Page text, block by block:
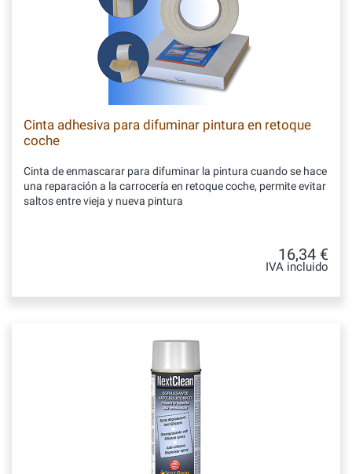
Cinta adhesiva para difuminar pintura en retoque
coche
Cinta de enmascarar para difuminar la pintura cuando se hace
una reparación a la carrocería en retoque coche, permite evitar
saltos entre vieja y nueva pintura
16,34 €
IVA incluido